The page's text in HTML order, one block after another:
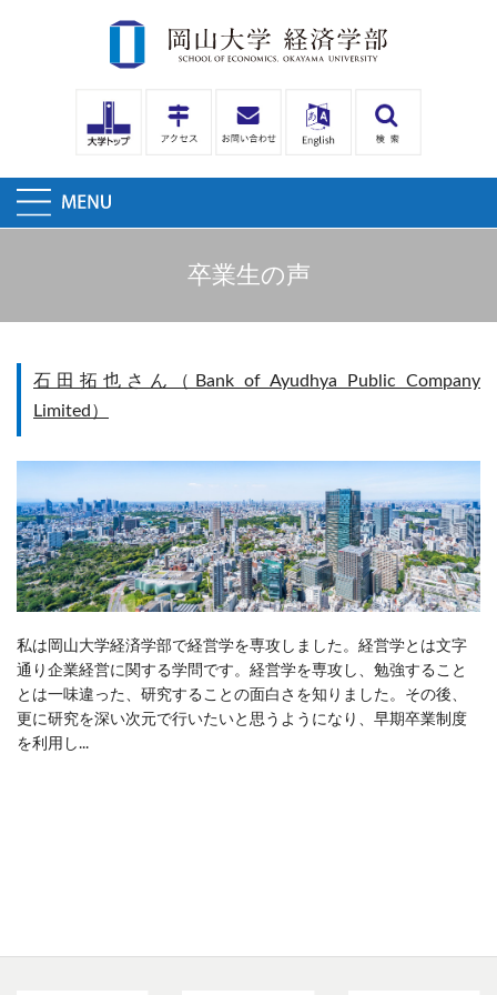
卒業生の声
石田拓也さん（Bank of Ayudhya Public Company
Limited）
私は岡山大学経済学部で経営学を専攻しました。経営学とは文字
通り企業経営に関する学問です。経営学を専攻し、勉強すること
とは一味違った、研究することの面白さを知りました。その後、
更に研究を深い次元で行いたいと思うようになり、早期卒業制度
を利用し...